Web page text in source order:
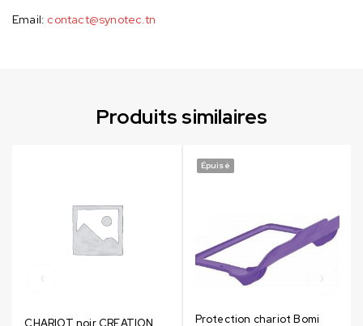
Email: contact@synotec.tn
Produits similaires
CHARIOT noir CREATION
Épuisé
Protection chariot Bomi